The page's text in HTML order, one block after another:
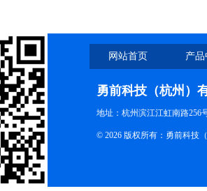
网站首页 产
勇前科技（杭州）
地址：杭州滨江江虹南路256
© 2026 版权所有：勇前科技